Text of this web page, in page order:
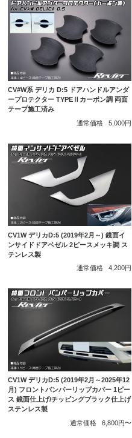
CV#W系 デリカ D:5 ドアハンドルアンダ
ープロテクター TYPEⅡカーボン調 両面
テープ施工済み
通常価格
5,000円
CV1W デリカD:5 (2019年2月～) 鏡面イ
ンサイドドアベゼル 2ピースメッキ調 ス
テンレス製
通常価格
4,200円
CV1W デリカD:5 (2019年2月～2025年12
月) フロントバンパーリップカバー 1ピー
ス 鏡面仕上げ/チッピングブラック仕上げ
ステンレス製
通常価格
6,800円〜